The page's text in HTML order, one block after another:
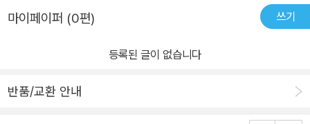
마이페이퍼 (0편) 쓰기
등록된 글이 없습니다
반품/교환 안내